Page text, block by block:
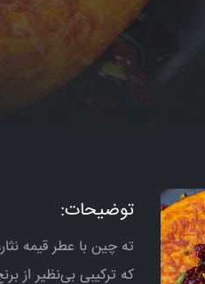
توضیحات:
ته چین با عطر قیمه
که ترکیبی بی‌نظیر از